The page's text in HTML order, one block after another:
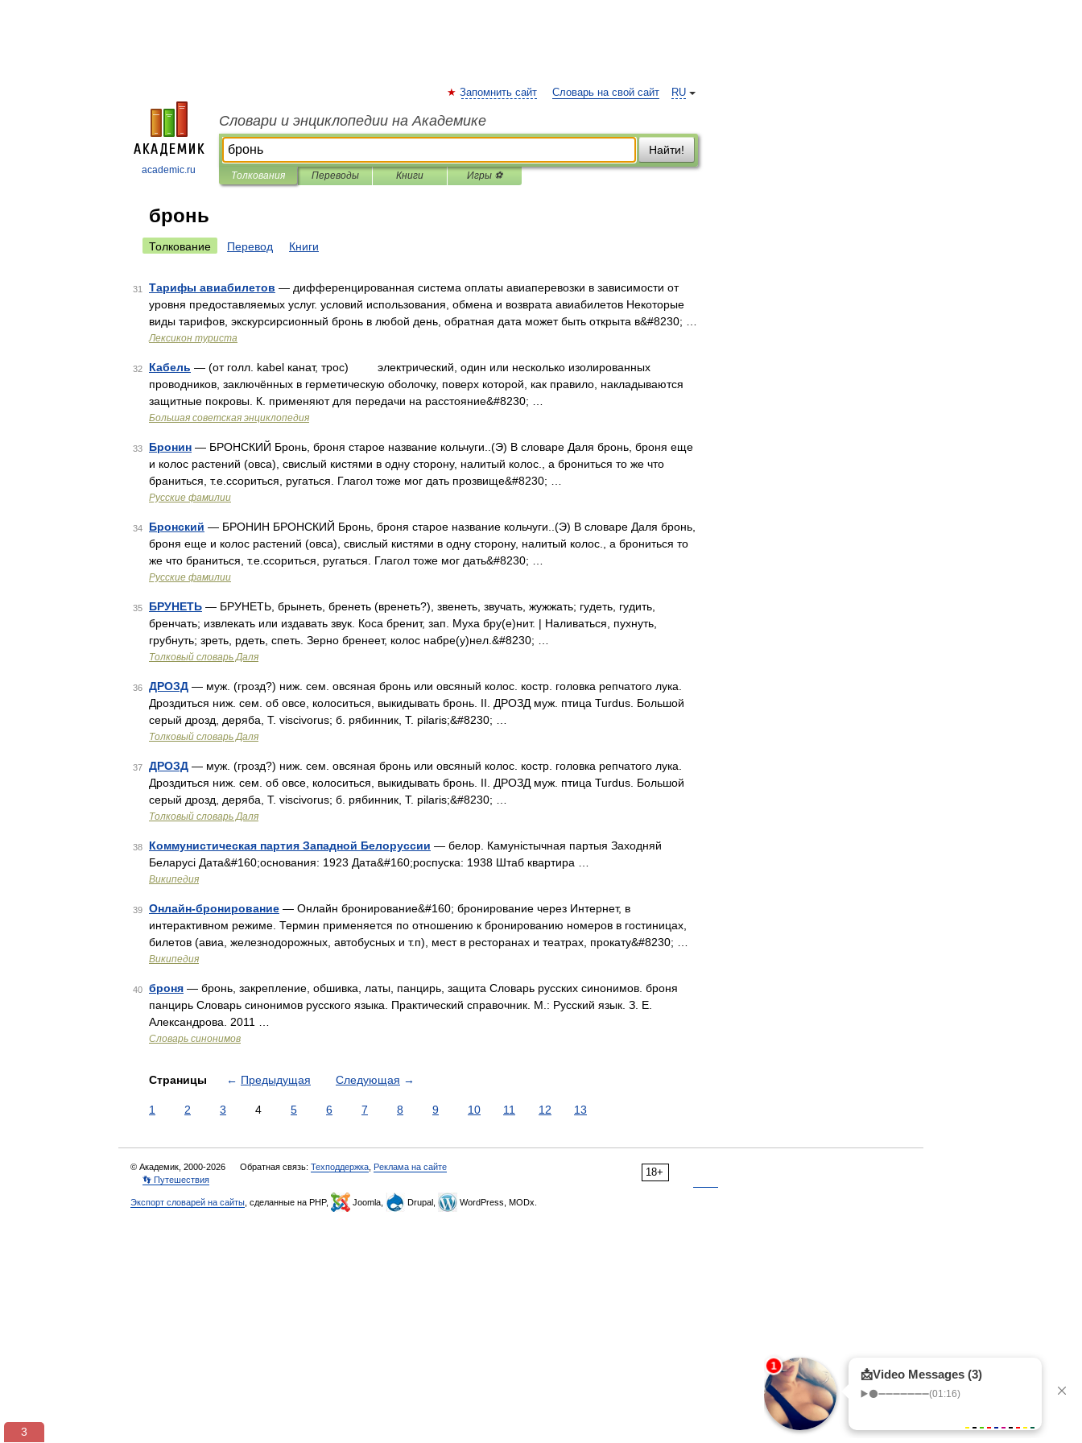
academic.ru
RU
Запомнить сайт Словарь на свой сайт
Словари и энциклопедии на Академике
Найти!
Толкования Переводы Книги Игры ⚽
бронь
Толкование Перевод Книги
31 Тарифы авиабилетов — дифференцированная система оплаты авиаперевозки в зависимости от
уровня предоставляемых услуг. условий использования, обмена и возврата авиабилетов Некоторые
виды тарифов, экскурсирсионный бронь в любой день, обратная дата может быть открыта в&#8230; …
Лексикон туриста
32 Кабель — (от голл. kabel канат, трос) электрический, один или несколько изолированных
проводников, заключённых в герметическую оболочку, поверх которой, как правило, накладываются
защитные покровы. К. применяют для передачи на расстояние&#8230; …
Большая советская энциклопедия
33 Бронин — БРОНСКИЙ Бронь, броня старое название кольчуги..(Э) В словаре Даля бронь, броня еще
и колос растений (овса), свислый кистями в одну сторону, налитый колос., а брониться то же что
браниться, т.е.ссориться, ругаться. Глагол тоже мог дать прозвище&#8230; …
Русские фамилии
34 Бронский — БРОНИН БРОНСКИЙ Бронь, броня старое название кольчуги..(Э) В словаре Даля бронь,
броня еще и колос растений (овса), свислый кистями в одну сторону, налитый колос., а брониться то
же что браниться, т.е.ссориться, ругаться. Глагол тоже мог дать&#8230; …
Русские фамилии
35 БРУНЕТЬ — БРУНЕТЬ, брынеть, бренеть (вренеть?), звенеть, звучать, жужжать; гудеть, гудить,
бренчать; извлекать или издавать звук. Коса бренит, зап. Муха бру(е)нит. | Наливаться, пухнуть,
грубнуть; зреть, рдеть, спеть. Зерно бренеет, колос набре(у)нел.&#8230; …
Толковый словарь Даля
36 ДРОЗД — муж. (грозд?) ниж. сем. овсяная бронь или овсяный колос. костр. головка репчатого лука.
Дроздиться ниж. сем. об овсе, колоситься, выкидывать бронь. II. ДРОЗД муж. птица Turdus. Большой
серый дрозд, деряба, Т. viscivorus; б. рябинник, Т. pilaris;&#8230; …
Толковый словарь Даля
37 ДРОЗД — муж. (грозд?) ниж. сем. овсяная бронь или овсяный колос. костр. головка репчатого лука.
Дроздиться ниж. сем. об овсе, колоситься, выкидывать бронь. II. ДРОЗД муж. птица Turdus. Большой
серый дрозд, деряба, Т. viscivorus; б. рябинник, Т. pilaris;&#8230; …
Толковый словарь Даля
38 Коммунистическая партия Западной Белоруссии — белор. Камуністычная партыя Заходняй
Беларусі Дата&#160;основания: 1923 Дата&#160;роспуска: 1938 Штаб квартира …
Википедия
39 Онлайн-бронирование — Онлайн бронирование&#160; бронирование через Интернет, в
интерактивном режиме. Термин применяется по отношению к бронированию номеров в гостиницах,
билетов (авиа, железнодорожных, автобусных и т.п), мест в ресторанах и театрах, прокату&#8230; …
Википедия
40 броня — бронь, закрепление, обшивка, латы, панцирь, защита Словарь русских синонимов. броня
панцирь Словарь синонимов русского языка. Практический справочник. М.: Русский язык. З. Е.
Александрова. 2011 …
Словарь синонимов
Страницы ← Предыдущая Следующая →
1 2 3 4 5 6 7 8 9 10 11 12 13
18+
© Академик, 2000-2026 Обратная связь: Техподдержка Реклама на сайте
👣 Путешествия
Экспорт словарей на сайты , сделанные на PHP, Joomla, Drupal, WordPress, MODx.
3